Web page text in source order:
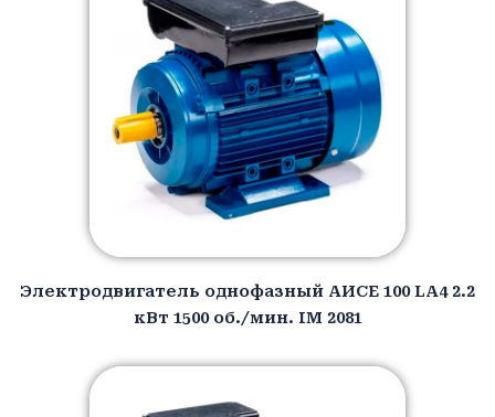
Электродвигатель однофазный АИCЕ 100 LA4 2.2
кВт 1500 об./мин. IM 2081